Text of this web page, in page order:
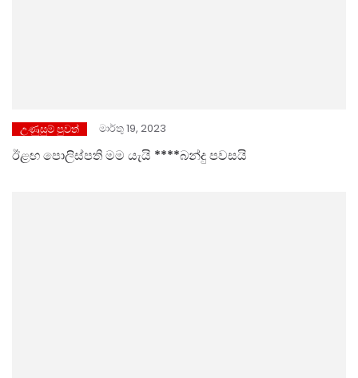
උණුසුම් පුවත් මාර්තු 19, 2023
ඊළඟ පොලිස්පති මම යැයි ****බන්දු පවසයි